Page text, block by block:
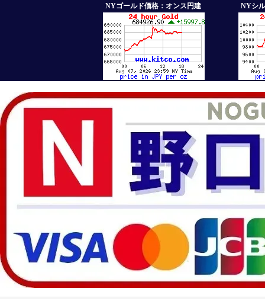
NYゴールド価格：オンス円建 NYシ